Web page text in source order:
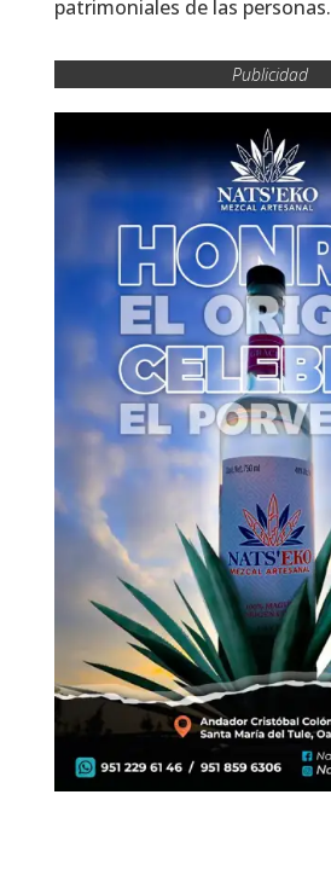
patrimoniales de las personas.
Publicidad